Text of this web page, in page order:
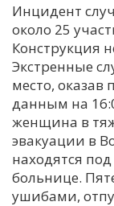
Инцидент
около 25
Конструкция
Экстренные
место,
данным на
женщина в
эвакуации в
находятся
больнице.
ушибами,